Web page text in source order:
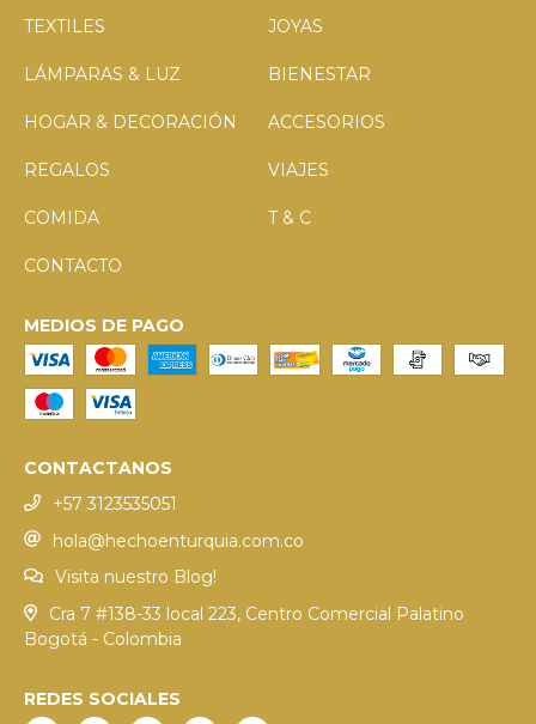
TEXTILES
JOYAS
LÁMPARAS & LUZ BIENESTAR
HOGAR & DECORACIÓN ACCESORIOS
REGALOS VIAJES
COMIDA T & C
CONTACTO
MEDIOS DE PAGO
CONTACTANOS
+57 3123535051
hola@hechoenturquia.com.co
Visita nuestro Blog!
Cra 7 #138-33 local 223, Centro Comercial Palatino
Bogotá - Colombia
REDES SOCIALES